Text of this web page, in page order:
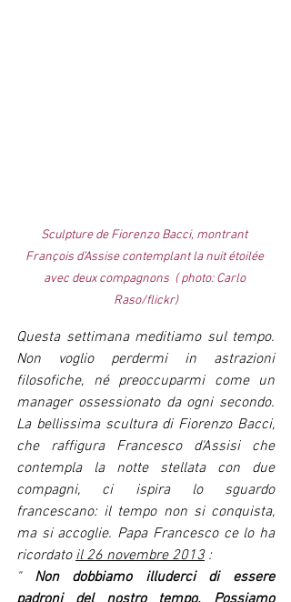
Sculpture de Fiorenzo Bacci, montrant
François d’Assise contemplant la nuit étoilée
avec deux compagnons  ( photo: Carlo
Raso/flickr)
Questa settimana meditiamo sul tempo.
Non voglio perdermi in astrazioni
filosofiche, né preoccuparmi come un
manager ossessionato da ogni secondo.
La bellissima scultura di Fiorenzo Bacci,
che raffigura Francesco d'Assisi che
contempla la notte stellata con due
compagni, ci ispira lo sguardo
francescano: il tempo non si conquista,
ma si accoglie. Papa Francesco ce lo ha
ricordato il 26 novembre 2013 :
"
Non dobbiamo illuderci di essere